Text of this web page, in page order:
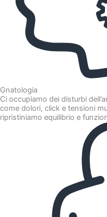
Gnatologia
Ci occupiamo dei disturbi
come dolori, click e tensioni
ripristiniamo equilibrio e